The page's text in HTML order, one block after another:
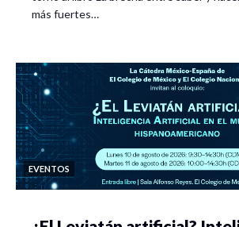
más fuertes…
EVENTOS